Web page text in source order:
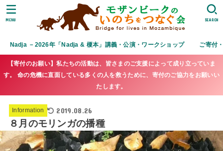
Nadja －2026年「Nadja & 榎本」講義・公演・ワークショップ ご寄付
SEARCH
MENU
【寄付のお願い】私たちの活動は、皆さまのご支援によって成り立っていま
す。 命の危機に直面している多くの人を救うために、寄付のご協力をお願いい
たします。
Information 2019.08.26
８月のモリンガの播種